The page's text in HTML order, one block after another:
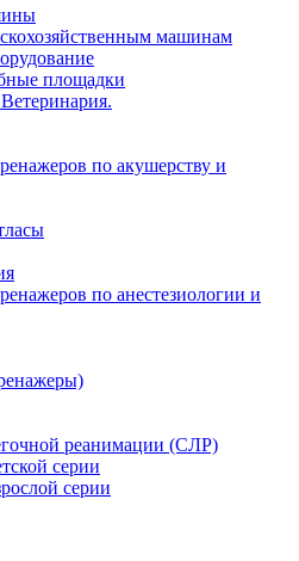
машинам
площадки
по акушерству и
по анестезиологии и
реанимации (СЛР)
серии
серии